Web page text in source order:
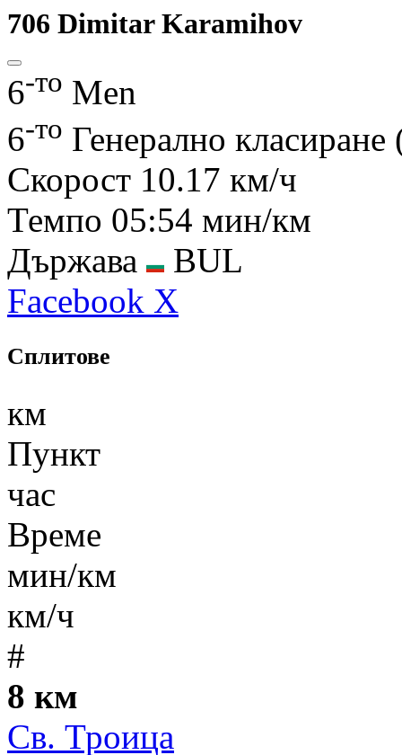
706 Dimitar Karamihov
6-то Men
6-то Генерално
Скорост 10.17 км/ч
Темпо 05:54 мин/км
Държава
BUL
Facebook X
Сплитове
км
Пункт
час
Време
мин/км
км/ч
#
8 км
Св. Троица